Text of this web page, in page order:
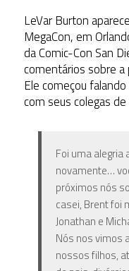
LeVar Burton
MegaCon, em
da Comic-Con San
comentários sobre
Ele começou
com seus colegas
Foi uma
novamente…
próximos nós
casei, Brent foi
Jonathan e
Nós nos vimos
nossos filhos,